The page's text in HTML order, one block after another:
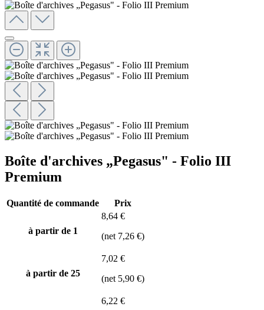
Boîte d'archives „Pegasus" - Folio III
Premium
Quantité de commande Prix
à partir de 1
8,64 €
(net 7,26 €)
à partir de 25
7,02 €
(net 5,90 €)
6,22 €